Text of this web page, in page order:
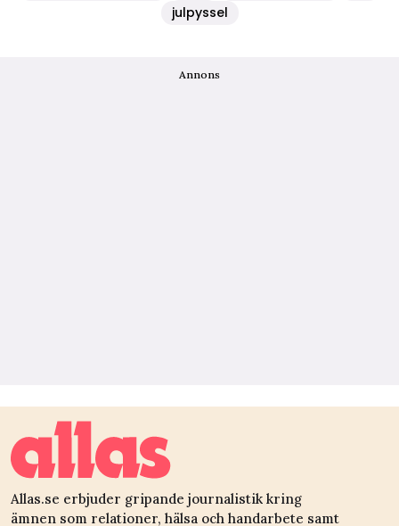
julpyssel
Annons
Allas.se erbjuder gripande journalistik kring
ämnen som relationer, hälsa och handarbete samt